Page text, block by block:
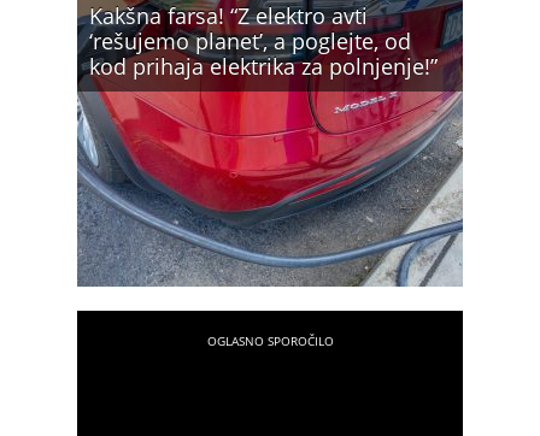
Kakšna farsa! “Z elektro avti
‘rešujemo planet’, a poglejte, od
kod prihaja elektrika za polnjenje!”